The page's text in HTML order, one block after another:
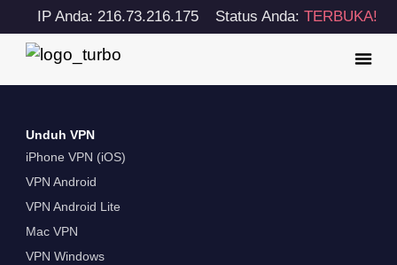
IP Anda: 216.73.216.175 Status Anda: TERBUKA!
Unduh VPN
iPhone VPN (iOS)
VPN Android
VPN Android Lite
Mac VPN
VPN Windows